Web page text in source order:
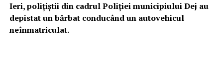
Ieri, poliţiştii din cadrul Poliţiei municipiului Dej au
depistat un bărbat conducând un autovehicul
neînmatriculat.